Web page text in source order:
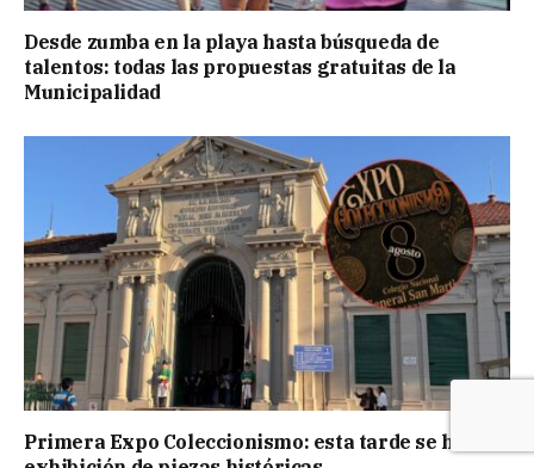
Desde zumba en la playa hasta búsqueda de
talentos: todas las propuestas gratuitas de la
Municipalidad
Primera Expo Coleccionismo: esta tarde se hará la